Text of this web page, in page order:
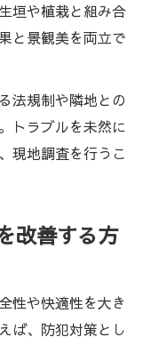
垣や植栽と組み合
と景観美を両立で
法規制や隣地との
トラブルを未然に
現地調査を行うこ
改善する方
性や快適性を大き
ば、防犯対策とし